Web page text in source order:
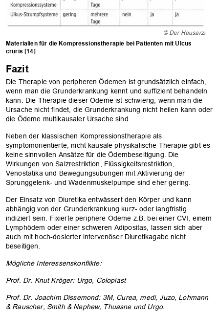
© Der Hausarzt
Materialien für die Kompressionstherapie bei Patienten mit Ulcus
cruris [14]
Fazit
Die Therapie von peripheren Ödemen ist grundsätzlich einfach,
wenn man die Grunderkrankung kennt und suffizient behandeln
kann. Die Therapie dieser Ödeme ist schwierig, wenn man die
Ursache nicht findet, die Grunderkrankung nicht heilen kann oder
die Ödeme multikausaler Ursache sind.
Neben der klassischen Kompressionstherapie als
symptomorientierte, nicht kausale physikalische Therapie gibt es
keine sinnvollen Ansätze für die Ödembeseitigung. Die
Wirkungen von Salzrestriktion, Flüssigkeitsrestriktion,
Venostatika und Bewegungsübungen mit Aktivierung der
Sprunggelenk- und Wadenmuskelpumpe sind eher gering.
Der Einsatz von Diuretika entwässert den Körper und kann
abhängig von der Grunderkrankung kurz- oder langfristig
indiziert sein. Fixierte periphere Ödeme z.B. bei einer CVI, einem
Lymphödem oder einer schweren Adipositas, lassen sich aber
auch mit hoch-dosierter intervenöser Diuretikagabe nicht
beseitigen.
Mögliche Interessenskonflikte:
Prof. Dr. Knut Kröger: Urgo, Coloplast
Prof. Dr. Joachim Dissemond: 3M, Curea, medi, Juzo, Lohmann
& Rauscher, Smith & Nephew, Thuasne und Urgo.